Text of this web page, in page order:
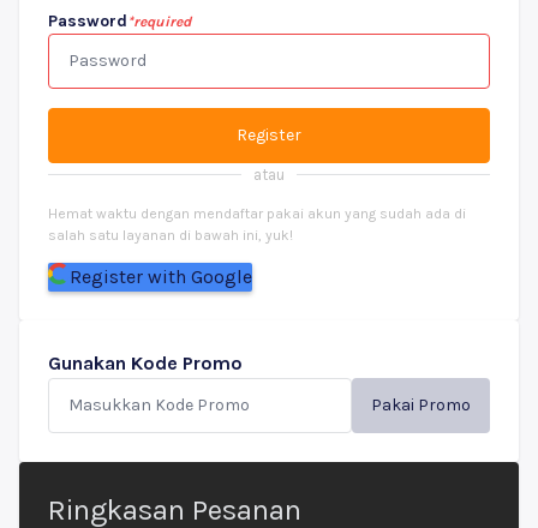
Password *required
Register
atau
Hemat waktu dengan mendaftar pakai akun yang sudah ada di
salah satu layanan di bawah ini, yuk!
Register with Google
Gunakan Kode Promo
Pakai Promo
Ringkasan Pesanan